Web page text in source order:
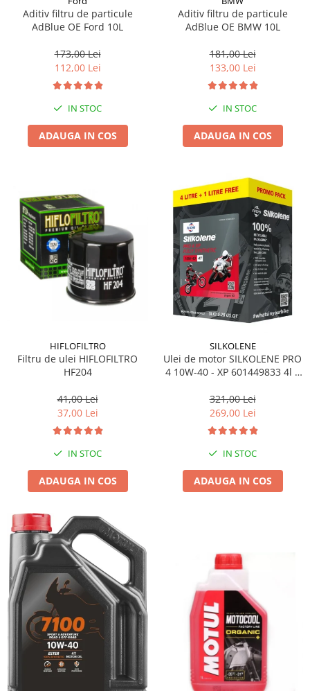
Aditiv filtru de particule
AdBlue OE Ford 10L
173,00 Lei
112,00 Lei
IN STOC
ADAUGA IN COS
Aditiv filtru de particule
AdBlue OE BMW 10L
181,00 Lei
133,00 Lei
IN STOC
ADAUGA IN COS
HIFLOFILTRO
Filtru de ulei HIFLOFILTRO
HF204
41,00 Lei
37,00 Lei
IN STOC
ADAUGA IN COS
SILKOLENE
Ulei de motor SILKOLENE PRO
4 10W-40 - XP 601449833 4l +
321,00 Lei
269,00 Lei
IN STOC
ADAUGA IN COS